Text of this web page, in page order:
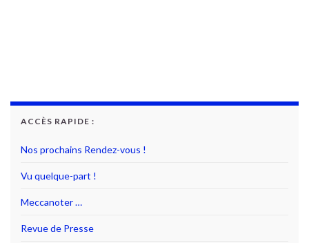
ACCÈS RAPIDE :
Nos prochains Rendez-vous !
Vu quelque-part !
Meccanoter …
Revue de Presse